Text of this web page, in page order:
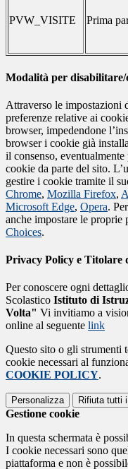
PVW_VISITE Prima
Modalità per disabilitare/
Attraverso le impostazioni
preferenze relative ai
browser, impedendone
browser i cookie già
il consenso,
cookie da parte del sito.
gestire i cookie tramite il
Chrome, Mozilla Firefox,
Microsoft Edge, Opera.
anche impostare le proprie
Choices.
Privacy Policy e Titolare
Per conoscere ogni
Scolastico Istituto di
Volta" Vi invitiamo a
online al seguente link
Questo sito o gli strumenti
cookie necessari al
COOKIE POLICY.
Personalizza Rifiuta tutti
Gestione cookie
In questa schermata è
I cookie necessari sono
piattaforma e non è